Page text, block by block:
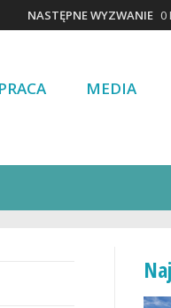
NASTĘPNE WYZWANIE 0
MEDIA